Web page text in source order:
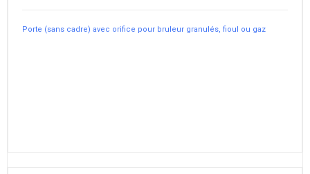
Porte (sans cadre) avec orifice pour bruleur granulés, fioul ou gaz